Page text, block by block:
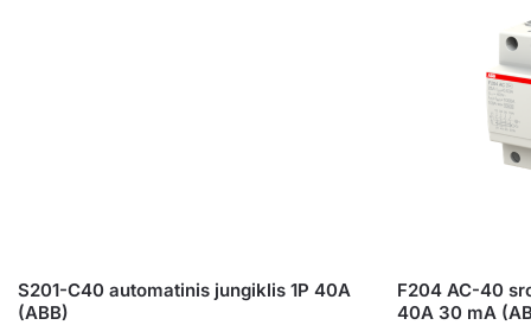
S201-C40 automatinis jungiklis 1P 40A
(ABB)
F204 AC-40
40A 30 mA